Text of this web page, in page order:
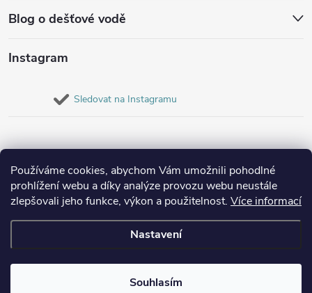
Používáme cookies, abychom Vám umožnili pohodlné
prohlížení webu a díky analýze provozu webu neustále
zlepšovali jeho funkce, výkon a použitelnost. Více informací
Nastavení
Souhlasím
Blog o dešťové vodě
Instagram
Sledovat na Instagramu
Copyright 2026Destovenadrze.cz. Všechna práva vyhrazena.